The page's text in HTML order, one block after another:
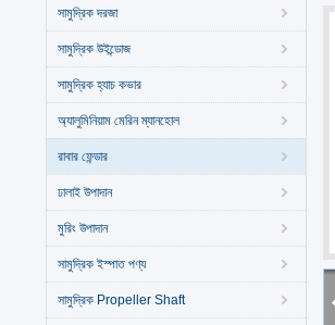
সামুদ্রিক দরজা
সামুদ্রিক উইন্ডোজ
সামুদ্রিক হ্যাচ কভার
অ্যালুমিনিয়াম মেরিন ম্যানহোল
রাবার ফেন্ডার
ঢালাই উপাদান
মুরিং উপাদান
সামুদ্রিক ইস্পাত পণ্য
সামুদ্রিক Propeller Shaft